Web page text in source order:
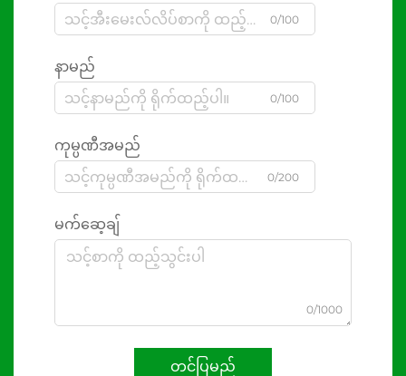
0/100
နာမည်
0/100
ကုမ္ပဏီအမည်
0/200
မက်ဆေ့ချ်
0/1000
တင်ပြမည်